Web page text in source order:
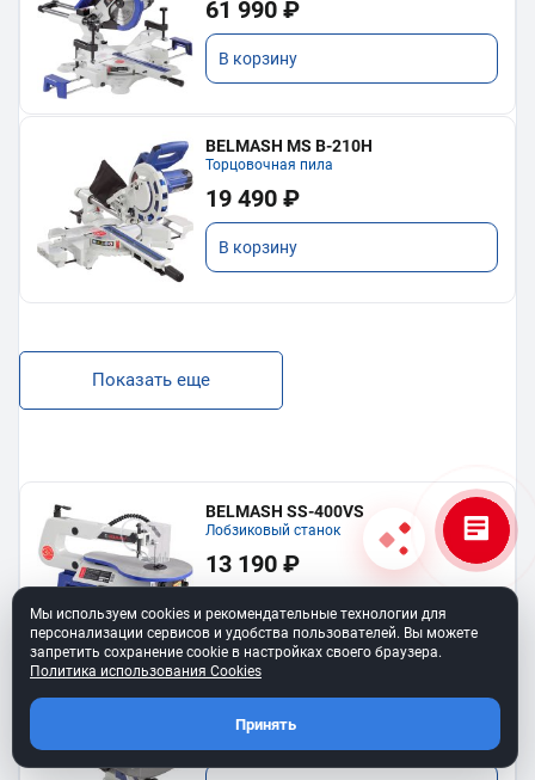
61 990 ₽
В корзину
BELMASH MS B-210H
Торцовочная пила
19 490 ₽
В корзину
Показать еще
BELMASH SS-400VS
Лобзиковый станок
13 190 ₽
В корзину
Станок лобзиковый BELMASH SS-
34 990 ₽
Мы используем cookies и рекомендательные технологии для
персонализации сервисов и удобства пользователей. Вы можете
запретить сохранение cookie в настройках своего браузера.
Политика использования Cookies
Принять